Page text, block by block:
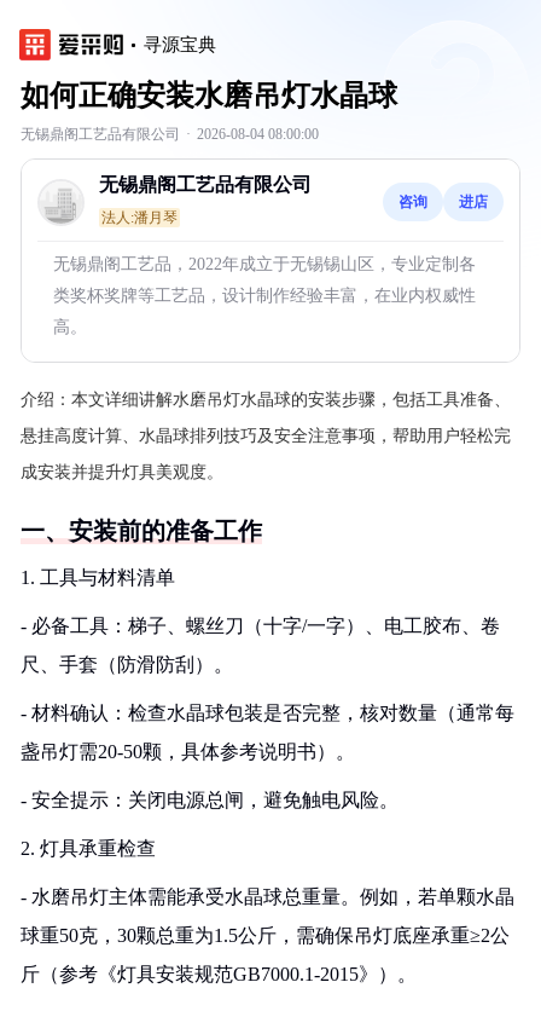
寻源宝典
如何正确安装水磨吊灯水晶球
无锡鼎阁工艺品有限公司 · 2026-08-04 08:00:00
无锡鼎阁工艺品有限公司
法人:潘月琴
咨询 进店
无锡鼎阁工艺品，2022年成立于无锡锡山区，专业定制各
类奖杯奖牌等工艺品，设计制作经验丰富，在业内权威性
高。
介绍： 本文详细讲解水磨吊灯水晶球的安装步骤，包括工具准备、
悬挂高度计算、水晶球排列技巧及安全注意事项，帮助用户轻松完
成安装并提升灯具美观度。
一、安装前的准备工作
1. 工具与材料清单
- 必备工具：梯子、螺丝刀（十字/一字）、电工胶布、卷
尺、手套（防滑防刮）。
- 材料确认：检查水晶球包装是否完整，核对数量（通常每
盏吊灯需20-50颗，具体参考说明书）。
- 安全提示：关闭电源总闸，避免触电风险。
2. 灯具承重检查
- 水磨吊灯主体需能承受水晶球总重量。例如，若单颗水晶
球重50克，30颗总重为1.5公斤，需确保吊灯底座承重≥2公
斤（参考《灯具安装规范GB7000.1-2015》）。